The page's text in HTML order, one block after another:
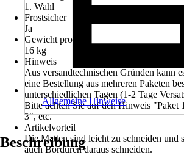
1. Wahl
Frostsicher
Ja
Gewicht pro m²
16 kg
Hinweis
Aus versandtechnischen Gründen kann
eine Bestellung aus mehreren Paketen
unterschiedlichen Tagen (1-2 Tage
Bitte achten Sie auf den Hinweis "Paket
3", etc.
Artikelvorteil
Die Matten sind leicht zu schneiden und
auch Bordüren daraus schneiden.
Allgemeine Hinweise
Beschreibung